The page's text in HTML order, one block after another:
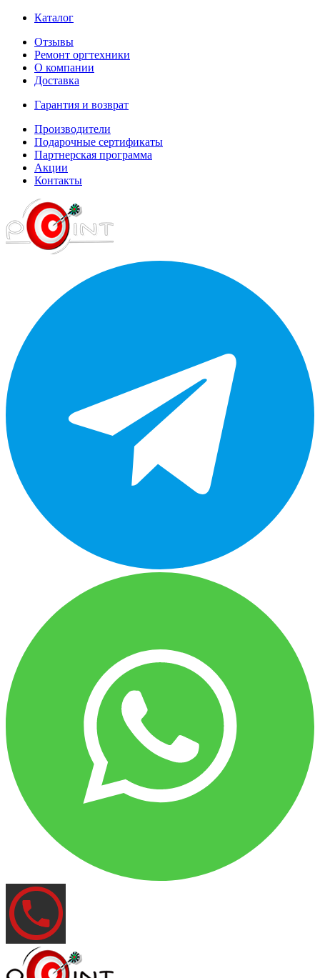
Каталог
Отзывы
Ремонт оргтехники
О компании
Доставка
Гарантия и возврат
Производители
Подарочные сертификаты
Партнерская программа
Акции
Контакты